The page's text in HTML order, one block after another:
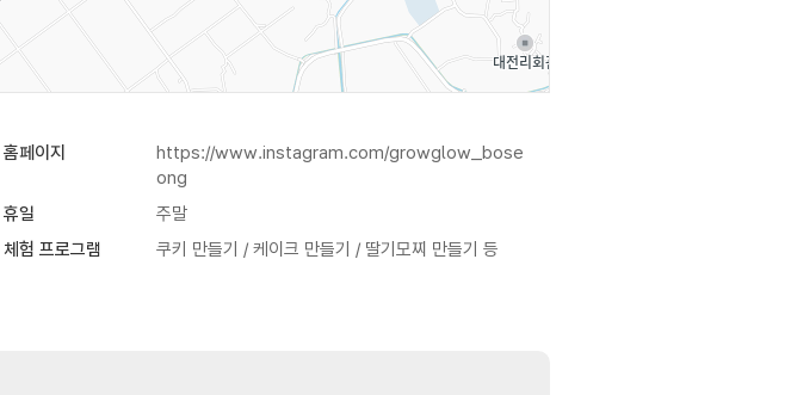
홈페이지
https://www.instagram.com/growglow_bose
ong
휴일
주말
체험 프로그램 쿠키 만들기 / 케이크 만들기 / 딸기모찌 만들기 등